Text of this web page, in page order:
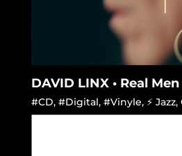
DAVID LINX • Real
#CD, #Digital, #Vinyle, ⚡ Jazz,